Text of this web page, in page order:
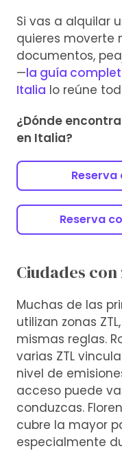
Si vas a alquilar
quieres moverte
documentos,
—la guía
Italia lo reúne
¿Dónde
en Italia?
Reserva
Ciudades
Muchas de las
utilizan zonas
mismas reglas.
varias ZTL
nivel de
acceso puede
conduzcas.
cubre la mayor
especialmente